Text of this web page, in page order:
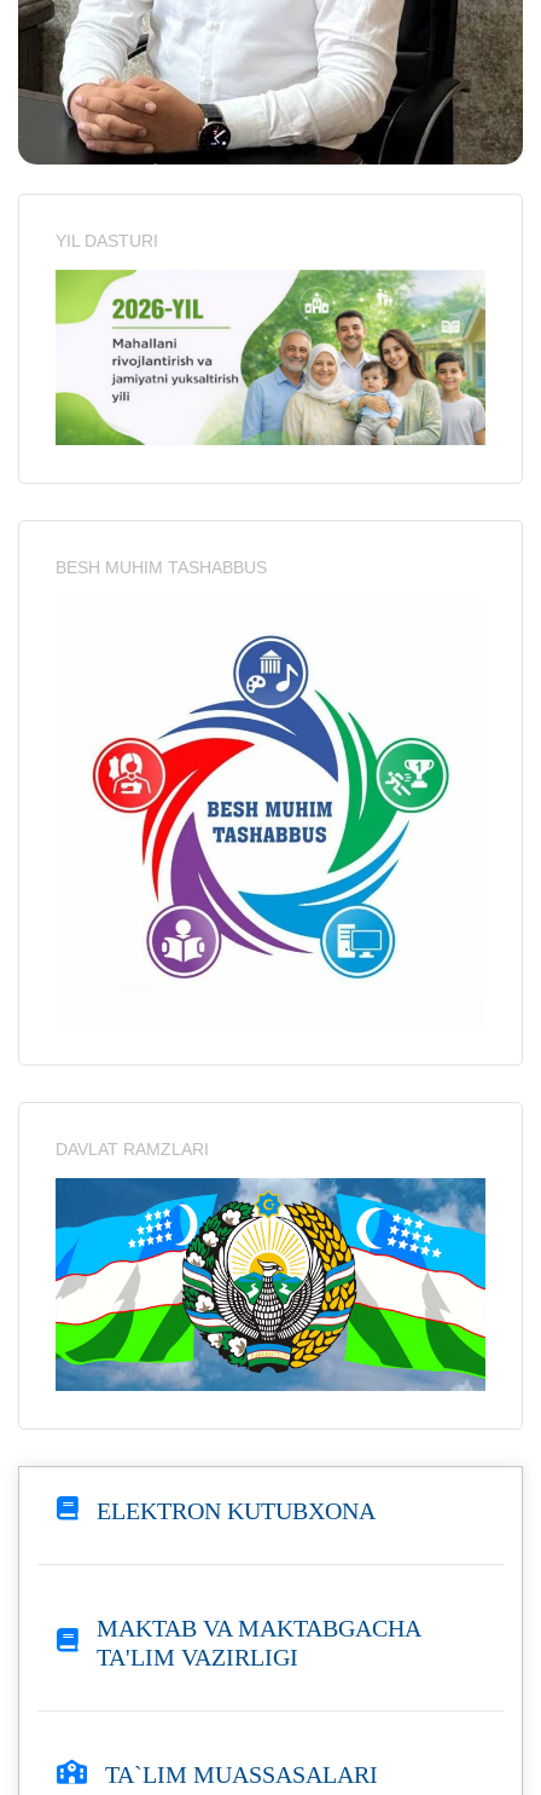
ELEKTRON KUTUBXONA
MAKTAB VA MAKTABGACHA
TA'LIM VAZIRLIGI
TA`LIM MUASSASALARI
YIL DASTURI
BESH MUHIM TASHABBUS
DAVLAT RAMZLARI